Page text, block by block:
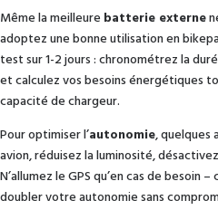
Même la meilleure batterie externe
adoptez une bonne utilisation en
test sur 1-2 jours : chronométrez la
et calculez vos besoins énergétiques
capacité de chargeur.
Pour optimiser l’autonomie, quelques
avion, réduisez la luminosité,
N’allumez le GPS qu’en cas de besoin
doubler votre autonomie sans